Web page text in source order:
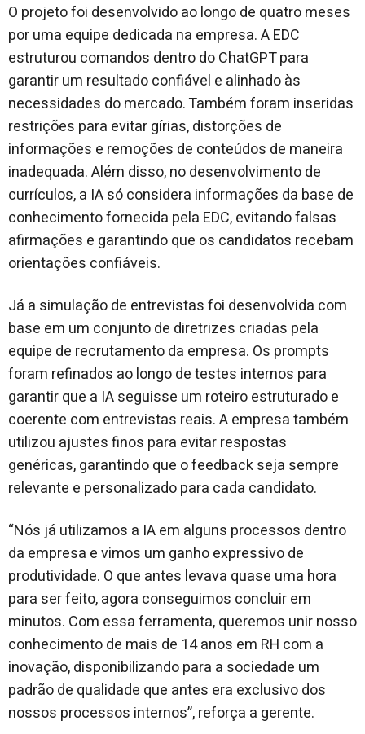
O projeto foi desenvolvido ao longo de quatro meses
por uma equipe dedicada na empresa. A EDC
estruturou comandos dentro do ChatGPT para
garantir um resultado confiável e alinhado às
necessidades do mercado. Também foram inseridas
restrições para evitar gírias, distorções de
informações e remoções de conteúdos de maneira
inadequada. Além disso, no desenvolvimento de
currículos, a IA só considera informações da base de
conhecimento fornecida pela EDC, evitando falsas
afirmações e garantindo que os candidatos recebam
orientações confiáveis.
Já a simulação de entrevistas foi desenvolvida com
base em um conjunto de diretrizes criadas pela
equipe de recrutamento da empresa. Os prompts
foram refinados ao longo de testes internos para
garantir que a IA seguisse um roteiro estruturado e
coerente com entrevistas reais. A empresa também
utilizou ajustes finos para evitar respostas
genéricas, garantindo que o feedback seja sempre
relevante e personalizado para cada candidato.
“Nós já utilizamos a IA em alguns processos dentro
da empresa e vimos um ganho expressivo de
produtividade. O que antes levava quase uma hora
para ser feito, agora conseguimos concluir em
minutos. Com essa ferramenta, queremos unir nosso
conhecimento de mais de 14 anos em RH com a
inovação, disponibilizando para a sociedade um
padrão de qualidade que antes era exclusivo dos
nossos processos internos”, reforça a gerente.